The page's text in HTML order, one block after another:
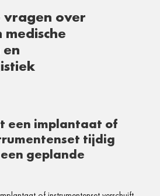
vragen over
een implantaat of
tijdig
geplande